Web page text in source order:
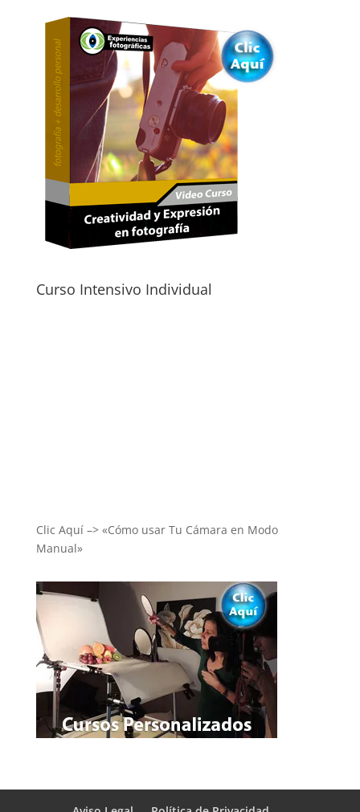
Curso Intensivo Individual
Clic Aquí –> «Cómo usar Tu Cámara en Modo
Manual»